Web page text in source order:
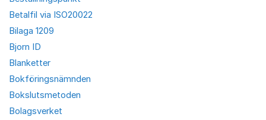
Betalfil via ISO20022
Bilaga 1209
Bjorn ID
Blanketter
Bokföringsnämnden
Bokslutsmetoden
Bolagsverket